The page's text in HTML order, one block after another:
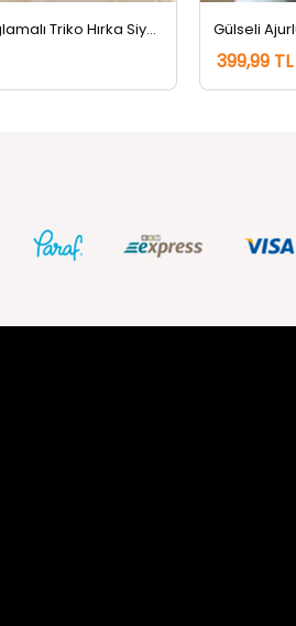
399,99 TL